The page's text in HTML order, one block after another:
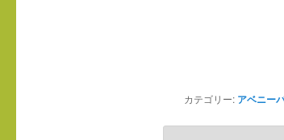
カテゴリー: アベニー